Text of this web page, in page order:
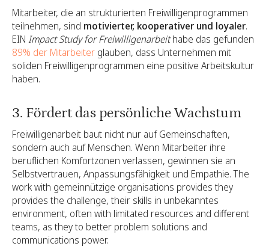
Mitarbeiter, die an strukturierten Freiwilligenprogrammen
teilnehmen, sind motivierter, kooperativer und loyaler.
EIN Impact Study for Freiwilligenarbeithabe das gefunden
89% der Mitarbeiter glauben, dass Unternehmen mit
soliden Freiwilligenprogrammen eine positive Arbeitskultur
haben.
3. Fördert das persönliche Wachstum
Freiwilligenarbeit baut nicht nur auf Gemeinschaften,
sondern auch auf Menschen. Wenn Mitarbeiter ihre
beruflichen Komfortzonen verlassen, gewinnen sie an
Selbstvertrauen, Anpassungsfähigkeit und Empathie. The
work with gemeinnützige organisations provides they
provides the challenge, their skills in unbekanntes
environment, often with limitated resources and different
teams, as they to better problem solutions and
communications power.